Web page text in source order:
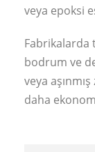
veya epoksi
Fabrikalarda
bodrum ve
veya
daha